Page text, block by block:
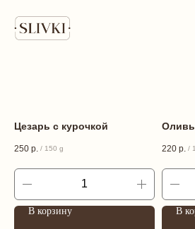
Цезарь с курочкой
250 р. / 150 g
В корзину
220 р. /
В